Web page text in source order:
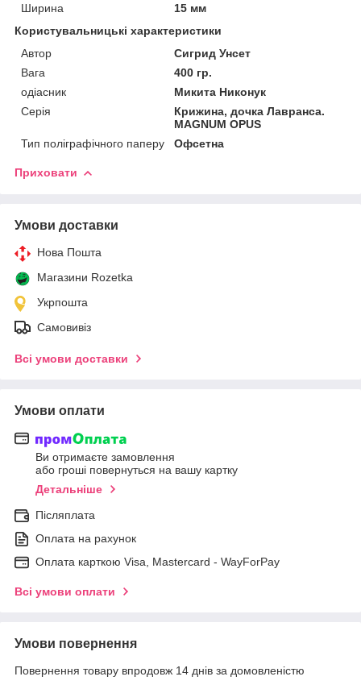
Ширина
15 мм
Користувальницькі характеристики
Автор
Сигрид Унсет
Вага
400 гр.
одіасник
Микита Никонук
Серія
Крижина, дочка Лавранса.
MAGNUM OPUS
Тип поліграфічного паперу
Офсетна
Приховати
Умови доставки
Нова Пошта
Магазини Rozetka
Укрпошта
Самовивіз
Всі умови доставки
Умови оплати
Ви отримаєте замовлення
або гроші повернуться на вашу картку
Детальніше
Післяплата
Оплата на рахунок
Оплата карткою Visa, Mastercard - WayForPay
Всі умови оплати
Умови повернення
Повернення товару впродовж 14 днів за домовленістю